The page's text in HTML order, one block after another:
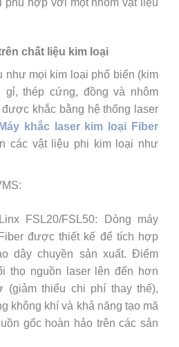
phù hợp với một nhóm vật liệu
chất liệu kim loại
như mọi kim loại phổ biến (kim
gỉ, thép cứng, đồng và nhôm
được khắc bằng hệ thống laser
Máy khắc laser kim loại Fiber
các vật liệu phi kim loại như
FSL20/FSL50: Dòng máy
được thiết kế để tích hợp
dây chuyền sản xuất. Điểm
thọ nguồn laser lên đến hơn
(giảm thiểu chi phí thay thế),
không khí và khả năng tạo mã
gốc hoàn hảo trên các sản